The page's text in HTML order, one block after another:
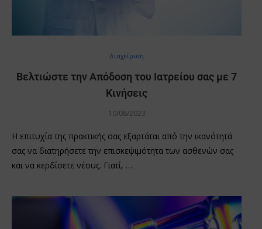
Διαχείριση
Βελτιώστε την Απόδοση του Ιατρείου σας με 7
Κινήσεις
10/08/2023
Η επιτυχία της πρακτικής σας εξαρτάται από την ικανότητά
σας να διατηρήσετε την επισκεψιμότητα των ασθενών σας
και να κερδίσετε νέους. Γιατί, …